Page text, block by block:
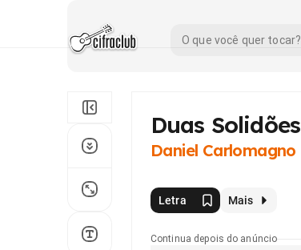
Duas Solidões
Daniel Carlomagno
Letra Mais
Continua depois do anúncio